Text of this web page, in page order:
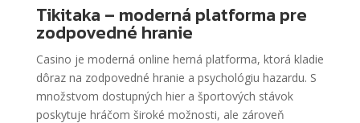
Tikitaka – moderná platforma pre
zodpovedné hranie
Casino je moderná online herná platforma, ktorá kladie
dôraz na zodpovedné hranie a psychológiu hazardu. S
množstvom dostupných hier a športových stávok
poskytuje hráčom široké možnosti, ale zároveň